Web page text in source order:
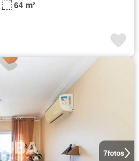
64 m²
7fotos